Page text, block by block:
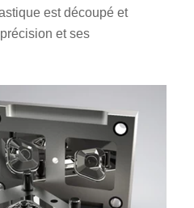
est découpé et
et ses